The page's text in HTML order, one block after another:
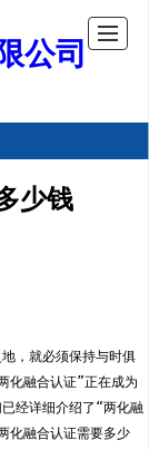
公司
少钱
，就必须保持与时俱
化融合认证”正在成为
经详细介绍了“两化融
化融合认证需要多少